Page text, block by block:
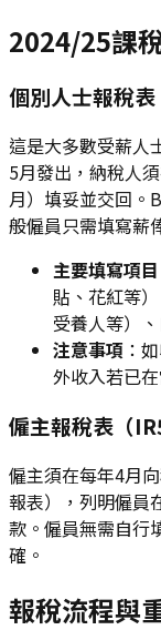
2024/25課
個別人士報稅表
這是大多數受薪人
5月發出，納稅人
月）填妥並交回。
般僱員只需填寫薪
主要填寫項目
貼、花紅等
受養人等）
注意事項 ：
外收入若已
僱主報稅表（
僱主須在每年4月
報表），列明僱員
款。僱員無需自行
確。
報稅流程與